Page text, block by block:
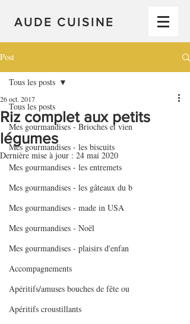
AUDE CUISINE
Post
Tous les posts
Mes gourmandises - Brioches et vien
Mes gourmandises - les biscuits
Mes gourmandises - les entremets
Mes gourmandises - les gâteaux du b
Mes gourmandises - made in USA
Mes gourmandises - Noël
Mes gourmandises - plaisirs d'enfan
Accompagnements
Apéritifs/amuses bouches de fête ou
Apéritifs croustillants
Tous les posts
Riz complet aux petits
légumes
26 oct. 2017
Dernière mise à jour : 24 mai 2020